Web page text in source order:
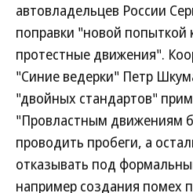
автовладельцев России
поправки "новой попыткой
протестные движения".
"Синие ведерки" Петр
"двойных стандартов"
"Провластным движениям
проводить пробеги, а
отказывать под
например создания помех